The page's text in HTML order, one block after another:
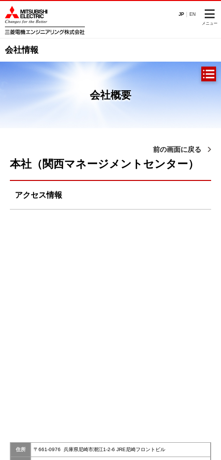
JP EN
メニュー
会社情報
会社概要
前の画面に戻る
本社（関西マネージメントセンター）
アクセス情報
住所 〒661-0976 兵庫県尼崎市潮江1-2-6 JRE尼崎フロントビル